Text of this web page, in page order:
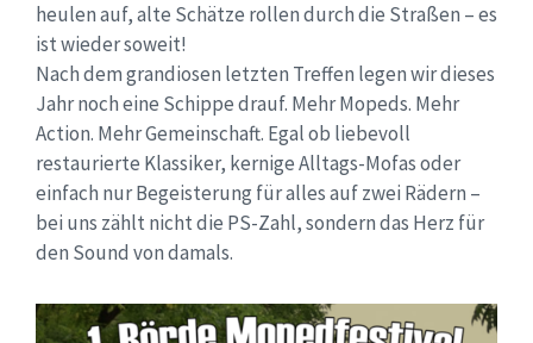
heulen auf, alte Schätze rollen durch die Straßen – es
ist wieder soweit!
Nach dem grandiosen letzten Treffen legen wir dieses
Jahr noch eine Schippe drauf. Mehr Mopeds. Mehr
Action. Mehr Gemeinschaft. Egal ob liebevoll
restaurierte Klassiker, kernige Alltags-Mofas oder
einfach nur Begeisterung für alles auf zwei Rädern –
bei uns zählt nicht die PS-Zahl, sondern das Herz für
den Sound von damals.